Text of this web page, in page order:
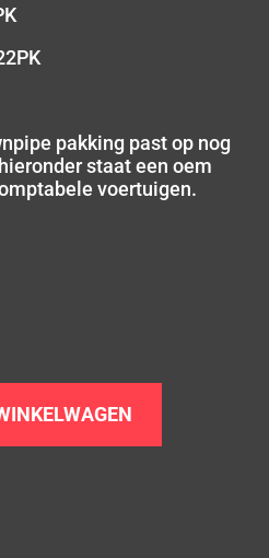
pakking past op nog
staat een oem
voertuigen.